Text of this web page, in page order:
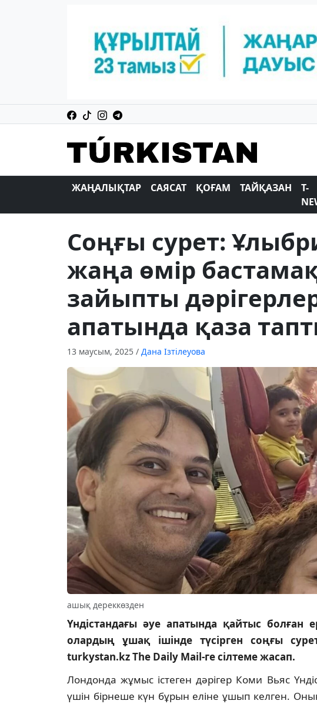
ЖАҢАЛЫҚТАР САЯСАТ ҚОҒАМ ТАЙҚАЗАН
T-
Соңғы сурет:
жаңа өмір
зайыпты
апатында қаза
13 маусым, 2025 / Дана Ізтілеуова
ашық дереккөзден
Үндістандағы әуе апатында қайтыс болған
олардың ұшақ ішінде түсірген соңғы
turkystan.kz The Daily Mail-ге сілтеме жасап.
Лондонда жұмыс істеген дәрігер Коми Вьяс
үшін бірнеше күн бұрын еліне ұшып келген.